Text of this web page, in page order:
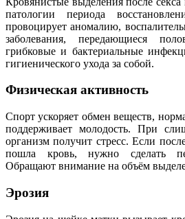
патологии периода
провоцирует аномалию,
заболевания, передающиеся
грибковые и бактериальные
гигиенического ухода за собой.
Физическая активность
Спорт ускоряет обмен веществ,
поддерживает молодость. При
организм получит стресс. Если
пошла кровь, нужно сделать
Обращают внимание на объём
Эрозия